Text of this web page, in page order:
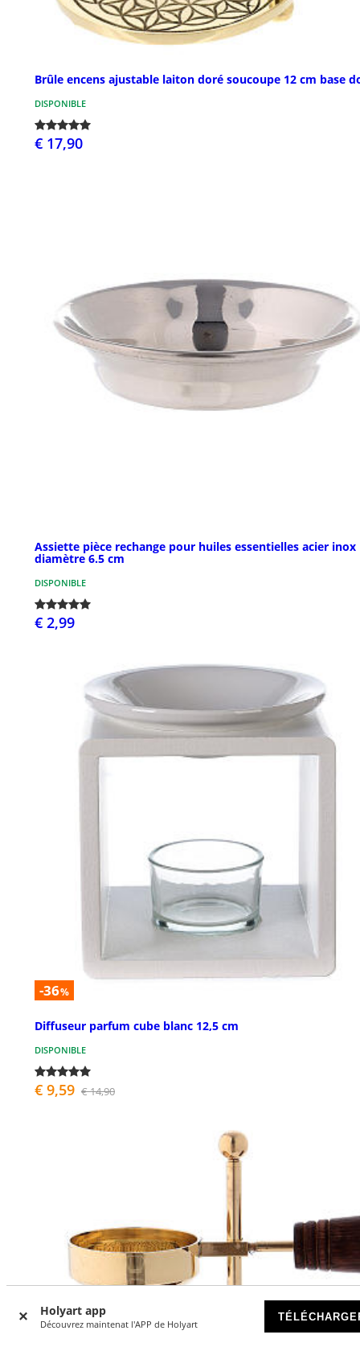
Holyart app
Découvrez maintenat l'APP de Holyart
Brûle encens ajustable laiton doré soucoupe 12 cm base
DISPONIBLE
€ 17,90
Assiette pièce rechange pour huiles essentielles acier inox
diamètre 6.5 cm
DISPONIBLE
€ 2,99
-36%
Diffuseur parfum cube blanc 12,5 cm
DISPONIBLE
€ 9,59 € 14,90